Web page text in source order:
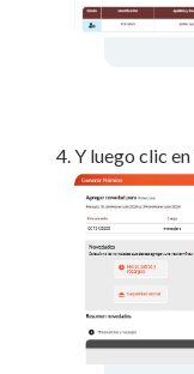
Y luego clic en